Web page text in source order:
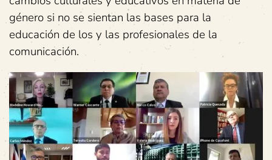
género si no se sientan las bases para la
educación de los y las profesionales de la
comunicación.